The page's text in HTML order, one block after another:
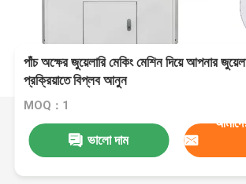
পাঁচ অক্ষের জুয়েলারি মেকিং মেশিন দিয়ে আপনার
প্রক্রিয়াতে বিপ্লব আনুন
MOQ：1
ভালো দাম